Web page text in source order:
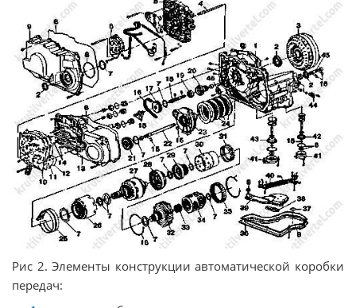
Рис 2. Элементы конструкции автоматической коробки
передач: